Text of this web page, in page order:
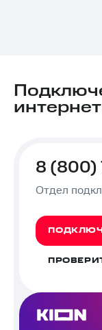
8 (800)
Отдел